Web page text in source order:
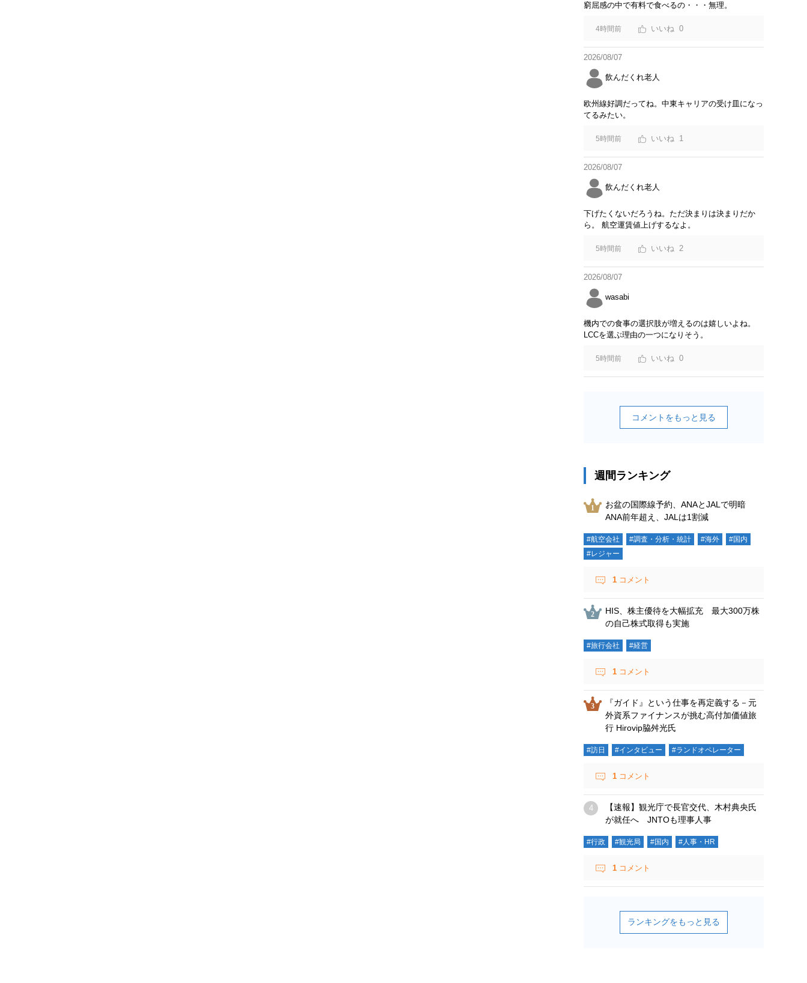
窮屈感の中で有料で食べるの・・・無理。
4時間前 0
2026/08/07
飲んだくれ老人
欧州線好調だってね。中東キャリアの受け皿になっ
てるみたい。
5時間前 1
2026/08/07
飲んだくれ老人
下げたくないだろうね。ただ決まりは決まりだか
ら。 航空運賃値上げするなよ。
5時間前 2
2026/08/07
wasabi
機内での食事の選択肢が増えるのは嬉しいよね。
LCCを選ぶ理由の一つになりそう。
5時間前 0
コメントをもっと見る
週間ランキング
お盆の国際線予約、ANAとJALで明暗
ANA前年超え、JALは1割減
#航空会社 #調査・分析・統計 #海外
#国内
#レジャー
1 コメント
HIS、株主優待を大幅拡充 最大300万株
の自己株式取得も実施
#旅行会社 #経営
1 コメント
『ガイド』という仕事を再定義する－元
外資系ファイナンスが挑む高付加価値旅
行 Hirovip脇舛光氏
#訪日 #インタビュー #ランドオペレーター
1 コメント
【速報】観光庁で長官交代、木村典央氏
が就任へ JNTOも理事人事
#行政 #観光局 #国内 #人事・HR
1 コメント